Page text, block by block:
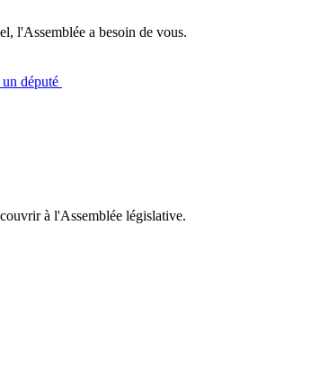
l'Assemblée a besoin de vous.
député
à l'Assemblée législative.